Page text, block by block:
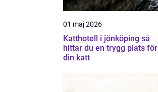
01 maj 2026
Katthotell i jönköping så
hittar du en trygg plats för
din katt